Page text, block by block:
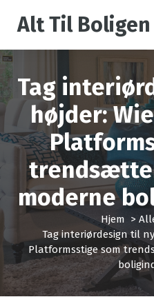
e
i
h
Alt Til Boligen
Tag
højder:
moderne
Hjem >
Tag interiørdesign til
Platformsstige som